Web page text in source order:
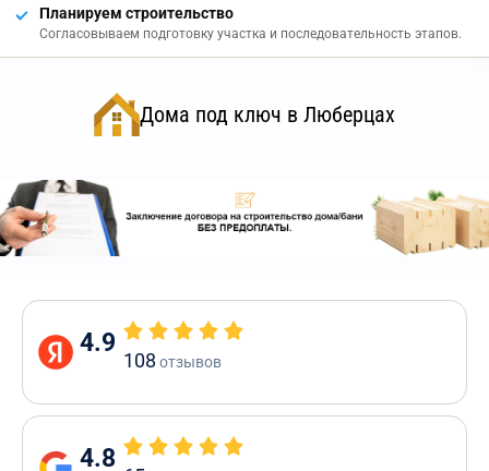
Планируем строительство
Согласовываем подготовку участка и последовательность этапов.
Дома под ключ в Люберцах
4.9
108 отзывов
4.8